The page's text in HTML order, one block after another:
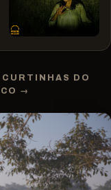
CURTINHAS DO
→